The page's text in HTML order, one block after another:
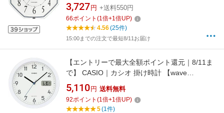
3,727 円 +送料550円
66ポイント (1倍+1倍UP)
4.56(25件)
15:00までの注文で最短8/11お届け
【エントリーで最大全額ポイント還元｜8/11ま
で】 CASIO｜カシオ 掛け時計 【wave
ceptor（ウェーブセプター）】 ホワイト
IC860J7JF [電波自動受信機能有]
5,110 円 送料無料
92ポイント (1倍+1倍UP)
5(1件)